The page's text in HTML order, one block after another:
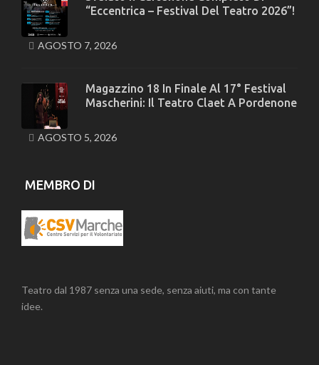
“Eccentrica – Festival Del Teatro 2026”!
AGOSTO 7, 2026
Magazzino 18 In Finale Al 17° Festival
Mascherini: Il Teatro Claet A Pordenone
AGOSTO 5, 2026
MEMBRO DI
Teatro dal 1987 senza una sede, senza aiuti, ma con tante
idee.